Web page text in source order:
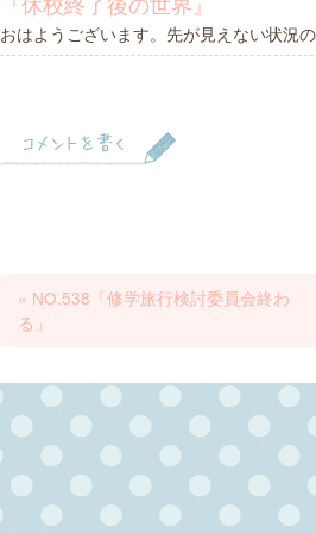
おはようございます。先が見えない状況
コメントを書く
« NO.538「修学旅行検討委員会終わ
る」